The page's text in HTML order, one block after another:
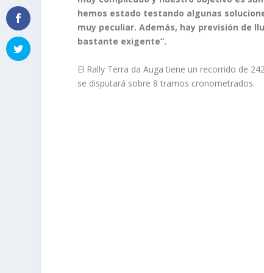
hemos estado testando algunas
muy peculiar. Además, hay previsión de
bastante exigente”.
El Rally Terra da Auga tiene un recorrido de
se disputará sobre 8 tramos cronometrados.